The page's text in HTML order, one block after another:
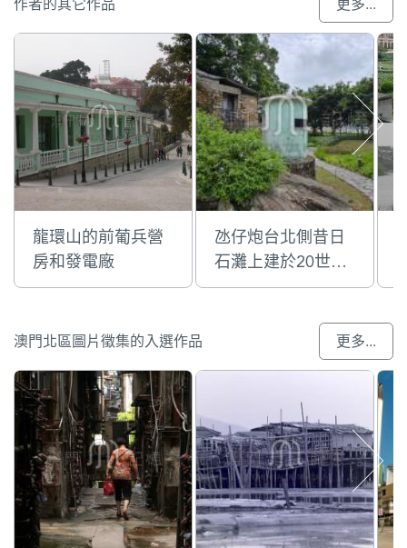
作者的其它作品 更多...
龍環山的前葡兵營
房和發電廠
氹仔炮台北側昔日
石灘上建於20世紀
的圓筒狀碉堡(機槍
澳門北區圖片徵集的入選作品 更多...